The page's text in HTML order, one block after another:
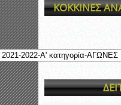
ΚΟΚΚΙΝΕΣ